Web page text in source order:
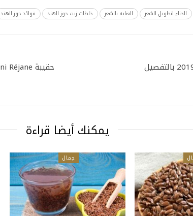
الحناء لتطويل الشعر العنايه بالشعر خلطات زيت جوز الهند فوائد جوز الهند
يمكنك أيضا قراءة
جمال